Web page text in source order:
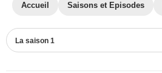
Accueil Saisons et Episodes
La saison 1